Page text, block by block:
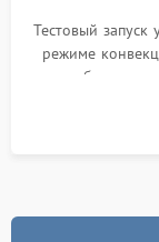
Тестовый
режиме